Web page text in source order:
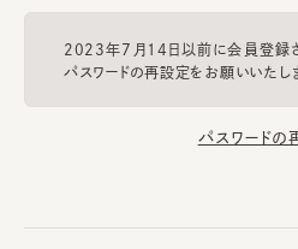
2023年7月14日以前に会員登録
パスワードの再設定をお願いいたし
パスワードの